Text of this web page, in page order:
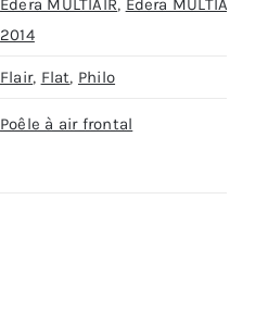
Edera MULTIAIR, Edera MULTIAIR –
2014
Flair, Flat, Philo
Poêle à air frontal